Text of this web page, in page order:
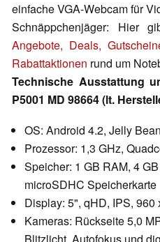
einfache VGA-Webcam für
Schnäppchenjäger: Hier
Angebote, Deals,
Rabattaktionen rund um
Technische Ausstattung
P5001 MD 98664 (lt.
OS: Android 4.2, Jelly Bean
Prozessor: 1,3 GHz,
Speicher: 1 GB RAM, 4
microSDHC Speicherkarte
Display: 5", qHD, IPS, 960
Kameras: Rückseite 5,0